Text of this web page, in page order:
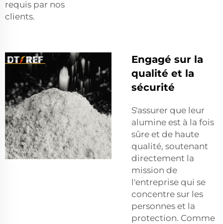
requis par nos
clients.
Engagé sur la
qualité et la
sécurité
S'assurer que leur
alumine est à la fois
sûre et de haute
qualité, soutenant
directement la
mission de
l'entreprise qui se
concentre sur les
personnes et la
protection. Comme